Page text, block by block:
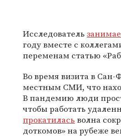
Исследователь
году вместе с
переменам статью
Во время визита в
местным СМИ, что
В пандемию люди
чтобы работать
прокатилась волна
доткомов» на рубеже